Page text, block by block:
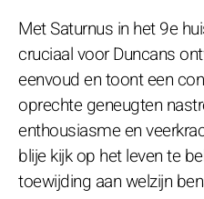
Met Saturnus in het 9e
cruciaal voor Duncans
eenvoud en toont een
oprechte geneugten
enthousiasme en
blije kijk op het leven te
toewijding aan welzijn